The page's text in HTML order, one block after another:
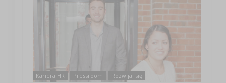
Kariera HR Pressroom Rozwijaj się